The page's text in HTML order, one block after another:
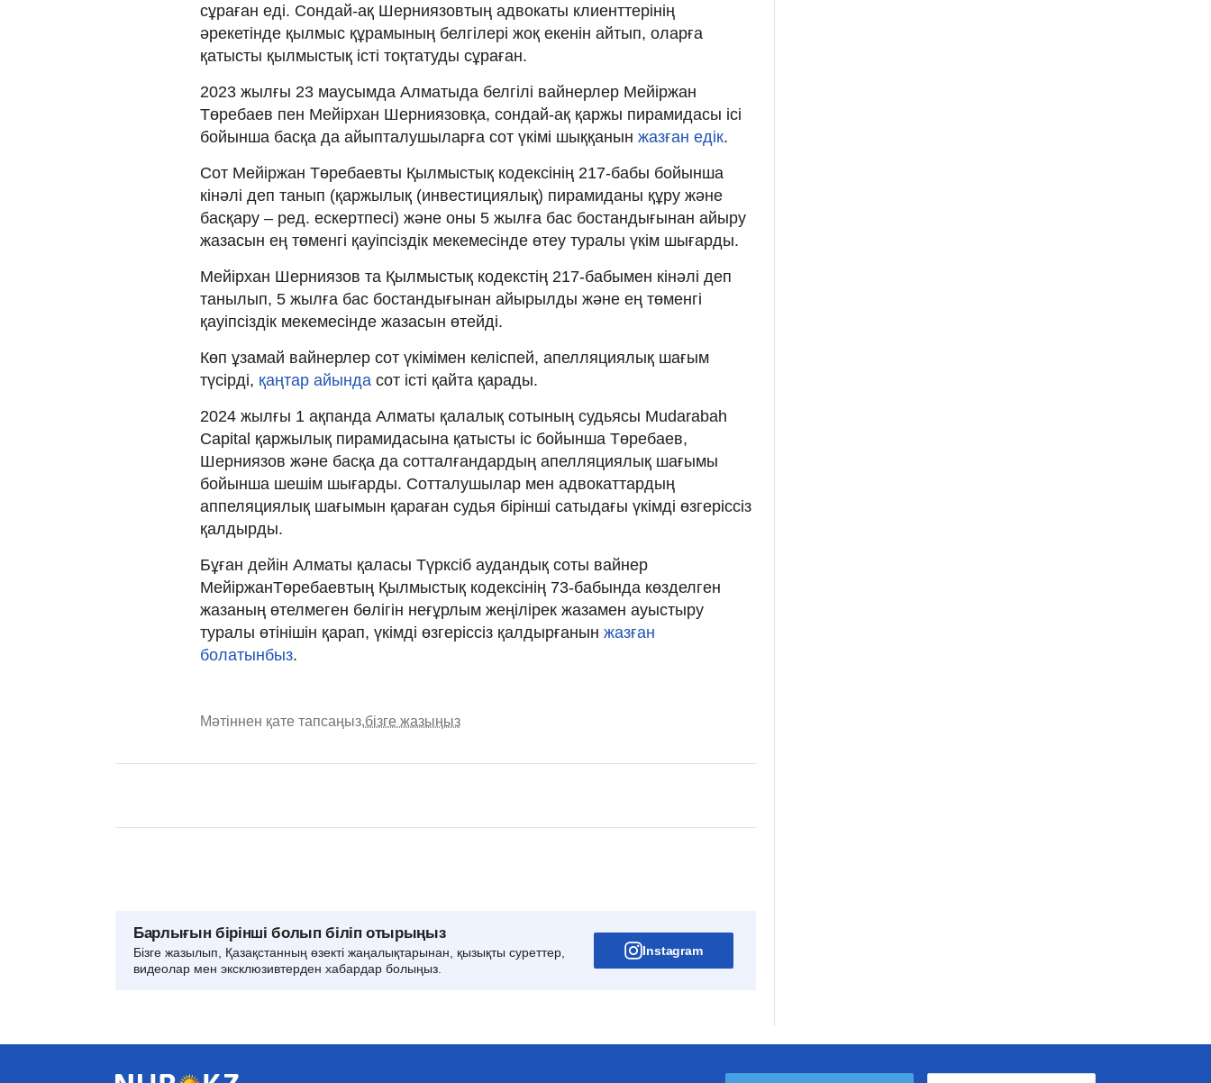
сұраған еді. Сондай-ақ Шерниязовтың адвокаты клиенттерінің
әрекетінде қылмыс құрамының белгілері жоқ екенін айтып, оларға
қатысты қылмыстық істі тоқтатуды сұраған.
2023 жылғы 23 маусымда Алматыда белгілі вайнерлер Мейіржан
Төребаев пен Мейірхан Шерниязовқа, сондай-ақ қаржы пирамидасы ісі
бойынша басқа да айыпталушыларға сот үкімі шыққанын жазған едік.
Сот Мейіржан Төребаевты Қылмыстық кодексінің 217-бабы бойынша
кінәлі деп танып (қаржылық (инвестициялық) пирамиданы құру және
басқару – ред. ескертпесі) және оны 5 жылға бас бостандығынан айыру
жазасын ең төменгі қауіпсіздік мекемесінде өтеу туралы үкім шығарды.
Мейірхан Шерниязов та Қылмыстық кодекстің 217-бабымен кінәлі деп
танылып, 5 жылға бас бостандығынан айырылды және ең төменгі
қауіпсіздік мекемесінде жазасын өтейді.
Көп ұзамай вайнерлер сот үкімімен келіспей, апелляциялық шағым
түсірді, қаңтар айында сот істі қайта қарады.
2024 жылғы 1 ақпанда Алматы қалалық сотының судьясы Mudarabah
Capital қаржылық пирамидасына қатысты іс бойынша Төребаев,
Шерниязов және басқа да сотталғандардың апелляциялық шағымы
бойынша шешім шығарды. Сотталушылар мен адвокаттардың
аппеляциялық шағымын қараған судья бірінші сатыдағы үкімді өзгеріссіз
қалдырды.
Бұған дейін Алматы қаласы Түрксіб аудандық соты вайнер
МейіржанТөребаевтың Қылмыстық кодексінің 73-бабында көзделген
жазаның өтелмеген бөлігін неғұрлым жеңілірек жазамен ауыстыру
туралы өтінішін қарап, үкімді өзгеріссіз қалдырғанын жазған
болатынбыз.
Мәтіннен қате тапсаңыз,бізге жазыңыз
Барлығын бірінші болып біліп отырыңыз
Бізге жазылып, Қазақстанның өзекті жаңалықтарынан, қызықты суреттер,
видеолар мен эксклюзивтерден хабардар болыңыз.
Instagram